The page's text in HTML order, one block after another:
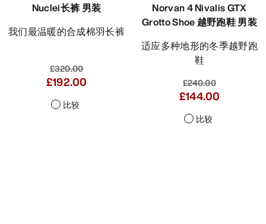
Nuclei长裤 男装
我们最温暖的合成棉羽长裤
£320.00
£192.00
比较
Norvan 4 Nivalis GTX
Grotto Shoe 越野跑鞋 男装
适应多种地形的冬季越野跑
鞋
£240.00
£144.00
比较